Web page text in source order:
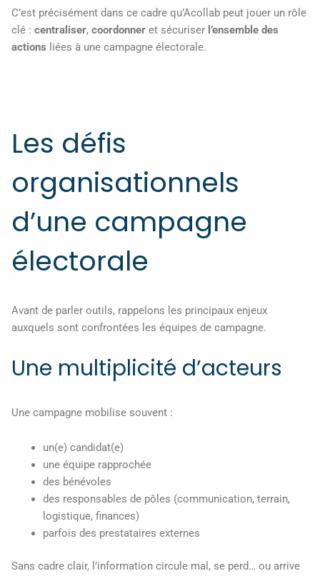
C’est précisément dans ce cadre qu’Acollab peut jouer un rôle
clé : centraliser, coordonner et sécuriser l’ensemble des
actions liées à une campagne électorale.
Les défis
organisationnels
d’une campagne
électorale
Avant de parler outils, rappelons les principaux enjeux
auxquels sont confrontées les équipes de campagne.
Une multiplicité d’acteurs
Une campagne mobilise souvent :
un(e) candidat(e)
une équipe rapprochée
des bénévoles
des responsables de pôles (communication, terrain,
logistique, finances)
parfois des prestataires externes
Sans cadre clair, l’information circule mal, se perd… ou arrive